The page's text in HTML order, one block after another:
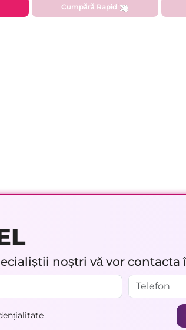
Cumpără Rapid
noștri vă vor contacta